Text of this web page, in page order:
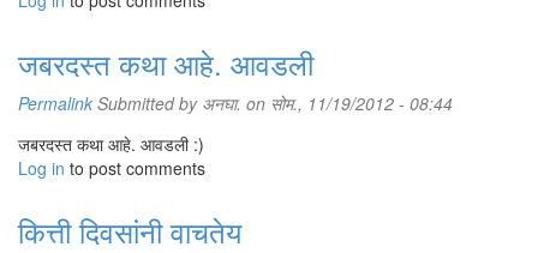
जबरदस्त कथा आहे. आवडली
Permalink Submitted by अनघा. on सोम., 11/19/2012 - 08:44
जबरदस्त कथा आहे. आवडली :)
Log in to post comments
कित्ती दिवसांनी वाचतेय